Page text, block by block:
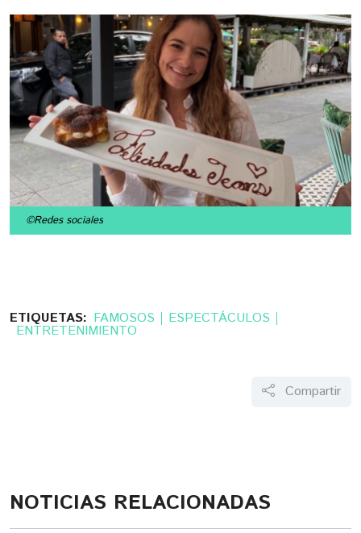
©Redes sociales
ETIQUETAS: FAMOSOS ESPECTÁCULOS
ENTRETENIMIENTO
Compartir
NOTICIAS RELACIONADAS